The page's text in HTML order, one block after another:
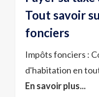
Tout savoir
fonciers
Impôts fonciers :
d'habitation en
En savoir plus...